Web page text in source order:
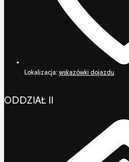
Lokalizacja: wskazówki dojazdu
ODDZIAŁ II